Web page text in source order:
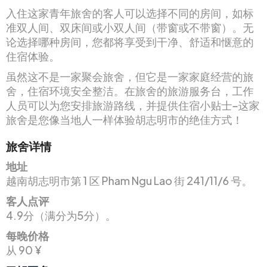
入住这家青年旅舍的客人可以选择不同的房间，如标
准双人间、双床间或小双人间（带窗或不带窗）。无
论选择哪种房间，您都将享受到干净、舒适和惬意的
住宿体验。
虽然这不是一家聚会旅舍，但它是一家家庭经营的旅
舍，住宿环境安全整洁。在旅舍的旅游服务台，工作
人员可以为您安排旅游路线，并提供住宿小贴士–这家
旅舍是您像当地人一样体验胡志明市的绝佳方式！
旅舍详情
地址
越南胡志明市第 1 区 Pham Ngu Lao 街 241/11/6 号。
客人点评
4.9分（满分为5分）。
每晚价格
从 90 ¥